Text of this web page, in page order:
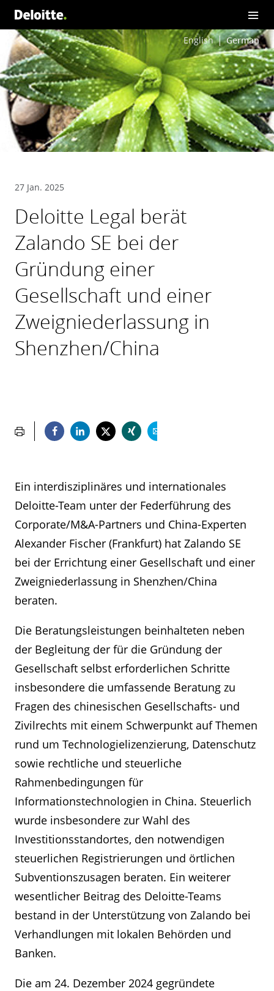
English German
27 Jan. 2025
Deloitte Legal berät
Zalando SE bei der
Gründung einer
Gesellschaft und einer
Zweigniederlassung in
Shenzhen/China
Ein interdisziplinäres und internationales
Deloitte-Team unter der Federführung des
Corporate/M&A-Partners und China-Experten
Alexander Fischer (Frankfurt) hat Zalando SE
bei der Errichtung einer Gesellschaft und einer
Zweigniederlassung in Shenzhen/China
beraten.
Die Beratungsleistungen beinhalteten neben
der Begleitung der für die Gründung der
Gesellschaft selbst erforderlichen Schritte
insbesondere die umfassende Beratung zu
Fragen des chinesischen Gesellschafts- und
Zivilrechts mit einem Schwerpunkt auf Themen
rund um Technologielizenzierung, Datenschutz
sowie rechtliche und steuerliche
Rahmenbedingungen für
Informationstechnologien in China. Steuerlich
wurde insbesondere zur Wahl des
Investitionsstandortes, den notwendigen
steuerlichen Registrierungen und örtlichen
Subventionszusagen beraten. Ein weiterer
wesentlicher Beitrag des Deloitte-Teams
bestand in der Unterstützung von Zalando bei
Verhandlungen mit lokalen Behörden und
Banken.
Die am 24. Dezember 2024 gegründete